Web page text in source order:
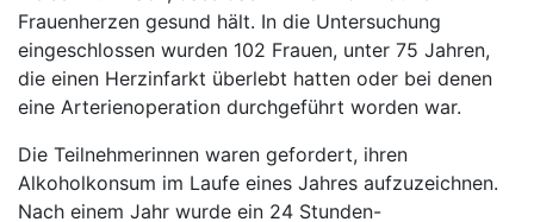
Frauenherzen gesund hält. In die Untersuchung
eingeschlossen wurden 102 Frauen, unter 75 Jahren,
die einen Herzinfarkt überlebt hatten oder bei denen
eine Arterienoperation durchgeführt worden war.
Die Teilnehmerinnen waren gefordert, ihren
Alkoholkonsum im Laufe eines Jahres aufzuzeichnen.
Nach einem Jahr wurde ein 24 Stunden-